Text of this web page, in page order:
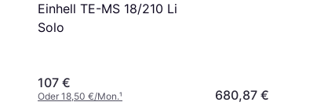
Einhell TE-MS 18/210 Li
Solo
107 €
Oder 18,50 €/Mon.¹ 680,87 €